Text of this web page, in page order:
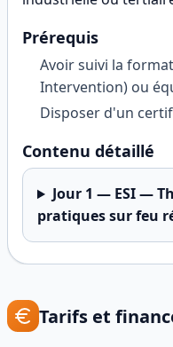
Prérequis
Avoir suivi la
Intervention) ou
Disposer d'un
Contenu détaillé
Jour 1 — ESI —
pratiques sur feu
Tarifs et